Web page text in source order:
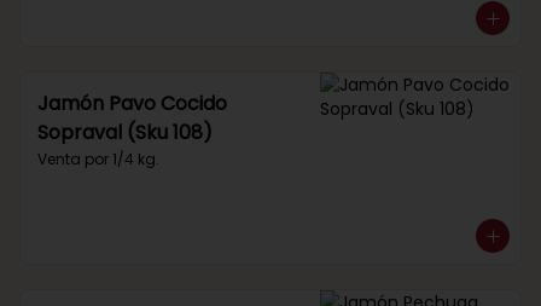
Jamón Pavo Cocido
Sopraval (Sku 108)
Venta por 1/4 kg.